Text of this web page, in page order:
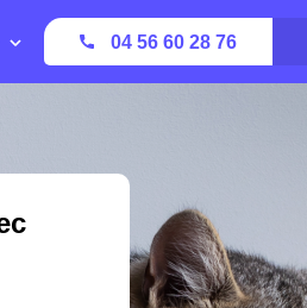
04 56 60 28 76